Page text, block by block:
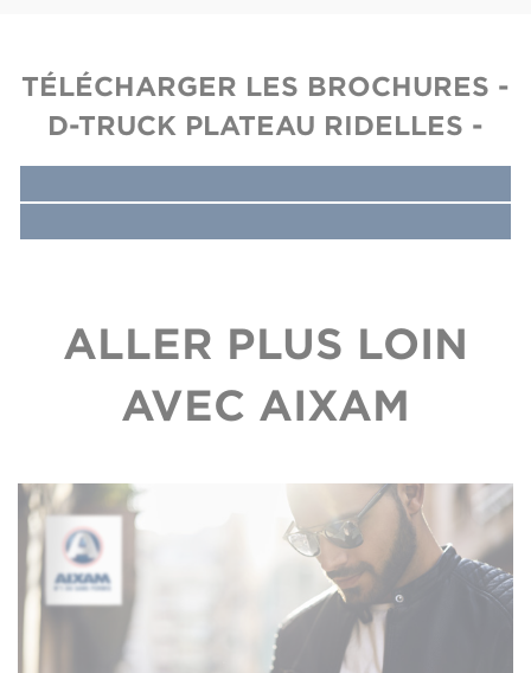
TÉLÉCHARGER LES BROCHURES -
D-TRUCK PLATEAU RIDELLES -
ALLER PLUS LOIN
AVEC AIXAM